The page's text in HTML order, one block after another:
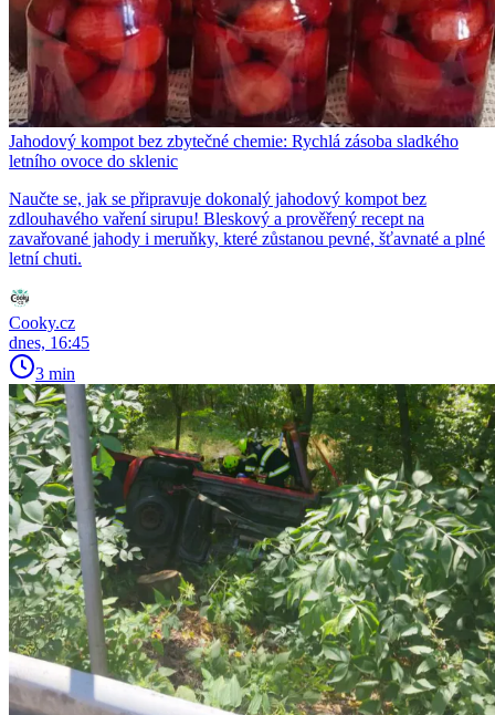
Jahodový kompot bez zbytečné chemie: Rychlá zásoba sladkého
letního ovoce do sklenic
Naučte se, jak se připravuje dokonalý jahodový kompot bez
zdlouhavého vaření sirupu! Bleskový a prověřený recept na
zavařované jahody i meruňky, které zůstanou pevné, šťavnaté a plné
letní chuti.
Cooky.cz
dnes, 16:45
3 min